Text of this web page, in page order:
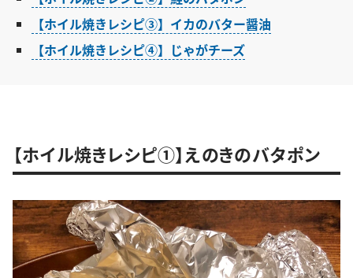
【ホイル焼きレシピ③】イカのバター醤油
【ホイル焼きレシピ④】じゃがチーズ
【ホイル焼きレシピ①】えのきのバタポン